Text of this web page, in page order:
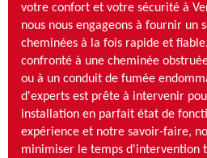
votre confort et votre sécurité à
nous nous engageons à fournir un
cheminées à la fois rapide et
confronté à une cheminée
ou à un conduit de fumée
d'experts est prête à intervenir
installation en parfait état de
expérience et notre savoir-faire,
minimiser le temps d'intervention